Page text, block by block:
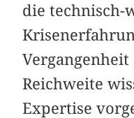
die technisch-
Reichweite
Expertise